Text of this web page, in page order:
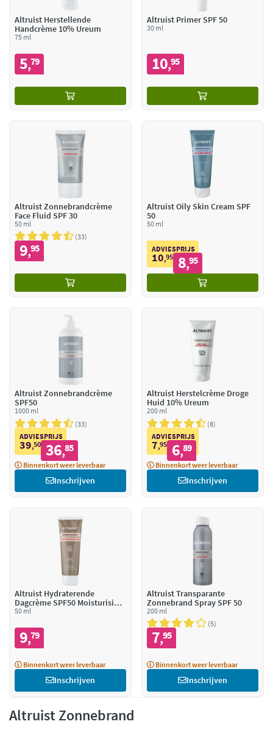
Altruist Herstellende
Handcrème 10% Ureum
75 ml
5,79
Altruist Primer SPF 50
30 ml
10,95
Altruist Zonnebrandcrème
Face Fluid SPF 30
50 ml
33
9,95
Altruist Oily Skin Cream SPF
50
50 ml
ADVIESPRIJS
10,95 8,95
Altruist Zonnebrandcrème
SPF50
1000 ml
33
ADVIESPRIJS
39,50 36,85
Binnenkort weer leverbaar
Inschrijven
Altruist Herstelcrème Droge
Huid 10% Ureum
200 ml
8
ADVIESPRIJS
7,95 6,89
Binnenkort weer leverbaar
Inschrijven
Altruist Hydraterende
Dagcrème SPF50 Moisturising
Fluid
50 ml
9,79
Binnenkort weer leverbaar
Inschrijven
Altruist Transparante
Zonnebrand Spray SPF 50
200 ml
5
7,95
Binnenkort weer leverbaar
Inschrijven
Altruist Zonnebrand